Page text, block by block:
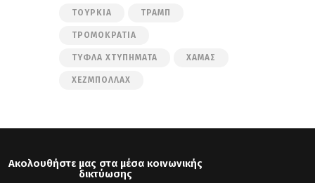
ΤΟΥΡΚΊΑ ΤΡΑΜΠ
ΤΡΟΜΟΚΡΑΤΊΑ
ΤΥΦΛΆ ΧΤΥΠΉΜΑΤΑ ΧΑΜΆΣ
ΧΕΖΜΠΟΛΛΆΧ
Ακολουθήστε μας στα μέσα κοινωνικής
δικτύωσης